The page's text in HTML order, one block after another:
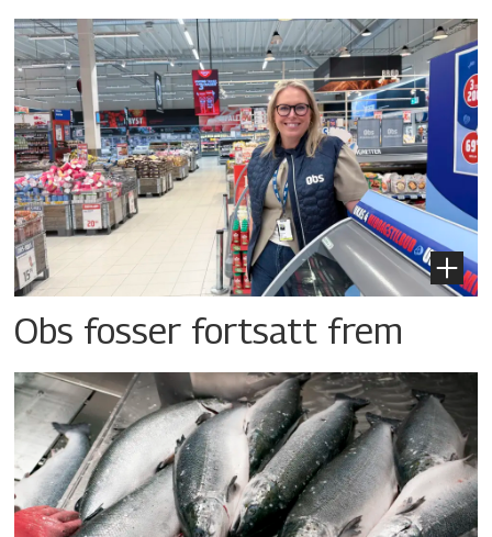
Obs fosser fortsatt frem